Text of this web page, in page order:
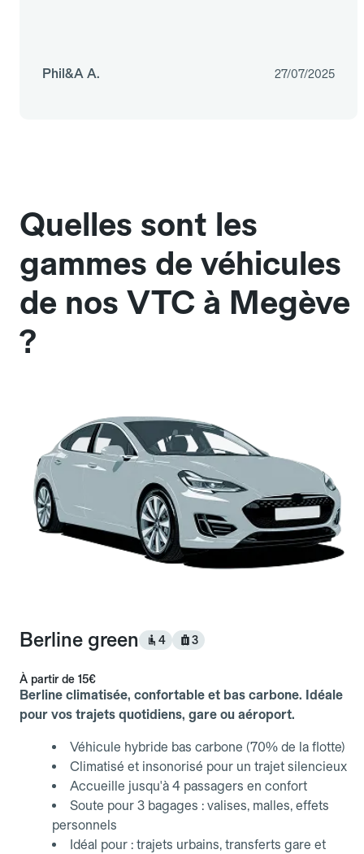
Phil&A A. 27/07/2025
Quelles sont les
gammes de véhicules
de nos VTC à Megève
?
Berline green 4 3
À partir de 15€
Berline climatisée, confortable et bas carbone. Idéale
pour vos trajets quotidiens, gare ou aéroport.
Véhicule hybride bas carbone (70% de la flotte)
Climatisé et insonorisé pour un trajet silencieux
Accueille jusqu'à 4 passagers en confort
Soute pour 3 bagages : valises, malles, effets
personnels
Idéal pour : trajets urbains, transferts gare et